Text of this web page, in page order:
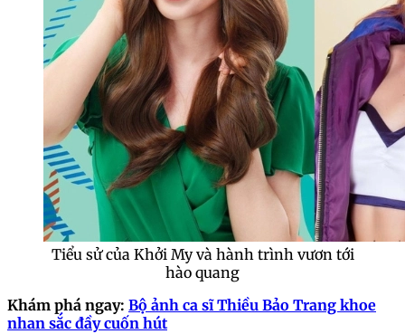
Tiểu sử của Khởi My và hành trình vươn tới
hào quang
Khám phá ngay: Bộ ảnh ca sĩ Thiều Bảo Trang khoe
nhan sắc đầy cuốn hút